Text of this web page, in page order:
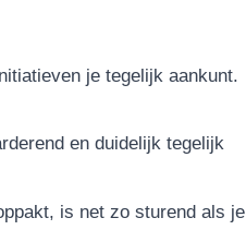
je tegelijk aankunt.
en duidelijk tegelijk
is net zo sturend als je